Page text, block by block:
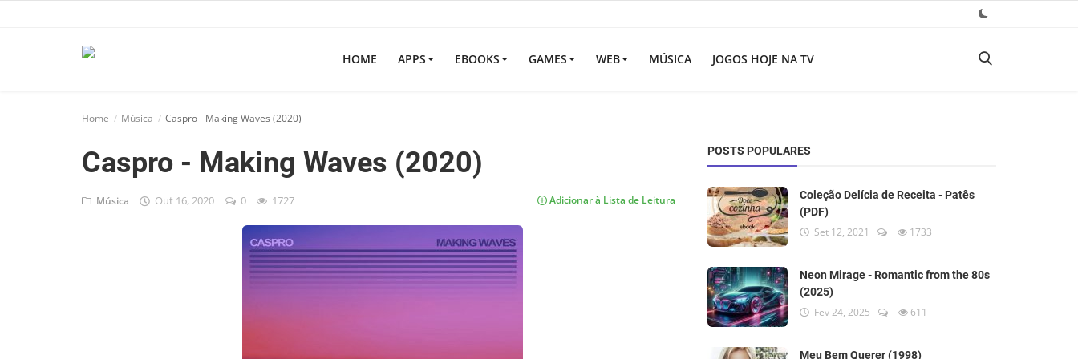
HOME APPS EBOOKS GAMES WEB MÚSICA JOGOS HOJE NA TV
Home Música Caspro - Making Waves (2020)
Caspro - Making Waves (2020)
Música Out 16, 2020 0 1727 Adicionar à Lista de Leitura
POSTS POPULARES
Coleção Delícia de Receita - Patês
(PDF)
Set 12, 2021 1733
Neon Mirage - Romantic from the 80s
(2025)
Fev 24, 2025 611
Meu Bem Querer (1998)